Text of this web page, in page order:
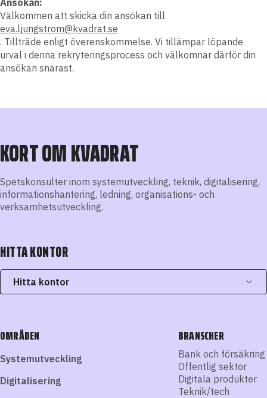
Ansökan:
Välkommen att skicka din ansökan till
eva.ljungstrom@kvadrat.se
. Tillträde enligt överenskommelse. Vi tillämpar löpande
urval i denna rekryteringsprocess och välkomnar därför din
ansökan snarast.
KORT OM KVADRAT
Spetskonsulter inom systemutveckling, teknik, digitalisering,
informationshantering, ledning, organisations- och
verksamhetsutveckling.
HITTA KONTOR
Hitta kontor
OMRÅDEN
Systemutveckling
Digitalisering
BRANSCHER
Bank och försäkring
Offentlig sektor
Digitala produkter
Teknik/tech